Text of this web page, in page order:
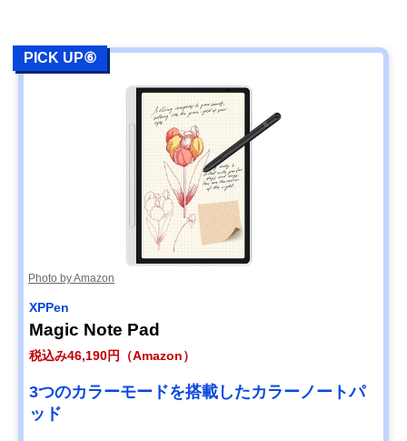
PICK UP⑥
Photo by Amazon
XPPen
Magic Note Pad
税込み46,190円（Amazon）
3つのカラーモードを搭載したカラーノートパ
ッド